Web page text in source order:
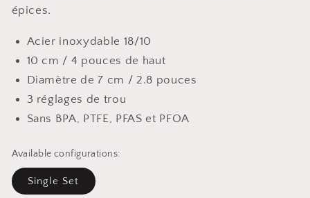
épices.
Acier inoxydable 18/10
10 cm / 4 pouces de haut
Diamètre de 7 cm / 2.8 pouces
3 réglages de trou
Sans BPA, PTFE, PFAS et PFOA
Available configurations:
Single Set